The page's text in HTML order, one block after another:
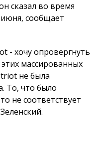
сказал во время
сообщает
- хочу опровергнуть
массированных
не была
То, что было
не соответствует